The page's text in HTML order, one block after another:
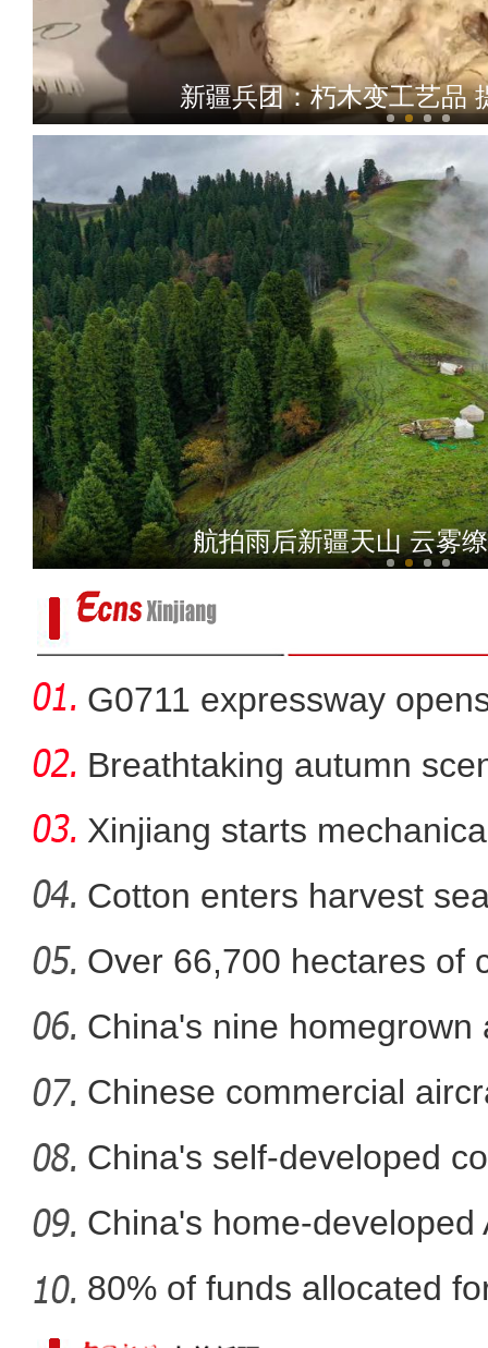
新疆兵团：朽木变工艺品
实拍新疆南部“稻蟹共生”
《上海古丽》男主米热：上
航拍雨后新疆天山 云雾
G0711 expressway
Breathtaking autumn
in
Xinjiang starts
Cotton enters harvest
Over 66,700 hectares of
mech
China's nine homegrown
in
Chinese commercial
fli
China's self-developed
co
China's home-
80% of funds allocated